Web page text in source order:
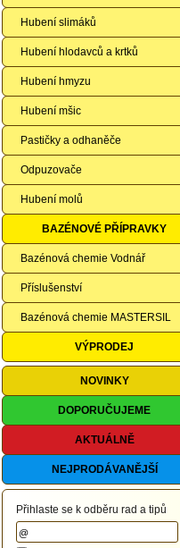
Hubení slimáků
Hubení hlodavců a krtků
Hubení hmyzu
Hubení mšic
Pastičky a odhaněče
Odpuzovače
Hubení molů
BAZÉNOVÉ PŘÍPRAVKY
Bazénová chemie Vodnář
Příslušenství
Bazénová chemie MASTERSIL
VÝPRODEJ
NOVINKY
DOPORUČUJEME
AKTUÁLNĚ
NEJPRODÁVANĚJŠÍ
Přihlaste se k odběru rad a tipů